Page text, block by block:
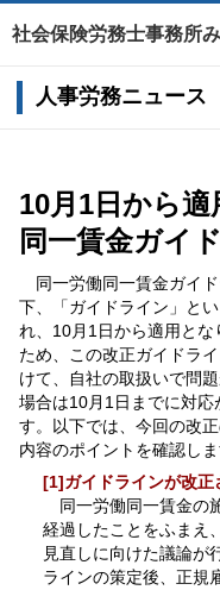
社会保険労務士事務所
人事労務ニュース
10月1日から
同一賃金ガイ
同一労働同一賃金ガイド
下、「ガイドライン」と
れ、10月1日から適用とな
ため、この改正ガイドラ
けて、自社の取扱いで問
場合は10月1日までに対応
す。以下では、今回の改
内容のポイントを確認しま
[1]ガイドラインが改正
同一労働同一賃金の
経過したことをふまえ
見直しに向けた議論が
ラインの策定後、正規